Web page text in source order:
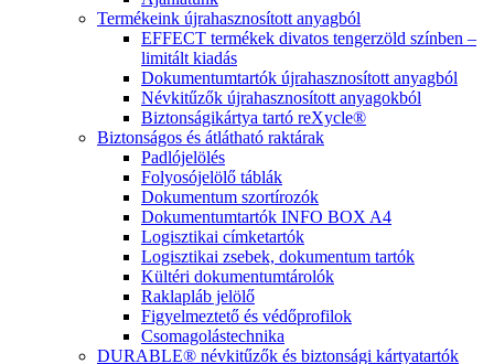
Termékeink újrahasznosított anyagból
EFFECT termékek divatos tengerzöld színben –
limitált kiadás
Dokumentumtartók újrahasznosított anyagból
Névkitűzők újrahasznosított anyagokból
Biztonságikártya tartó reXycle®
Biztonságos és átlátható raktárak
Padlójelölés
Folyosójelölő táblák
Dokumentum szortírozók
Dokumentumtartók INFO BOX A4
Logisztikai címketartók
Logisztikai zsebek, dokumentum tartók
Kültéri dokumentumtárolók
Raklapláb jelölő
Figyelmeztető és védőprofilok
Csomagolástechnika
DURABLE® névkitűzők és biztonsági kártyatartók